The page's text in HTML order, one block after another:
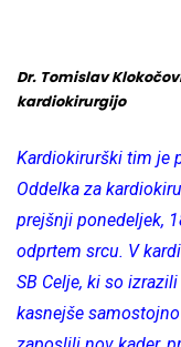
Dr. Tomislav
kardiokirurgijo
Kardiokirurški tim je
Oddelka za
prejšnji ponedeljek,
odprtem srcu. V
SB Celje, ki so
kasnejše